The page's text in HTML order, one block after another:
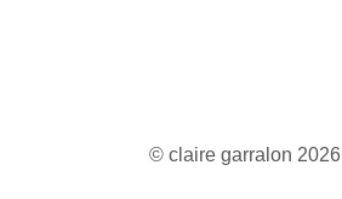
© claire garralon 2026